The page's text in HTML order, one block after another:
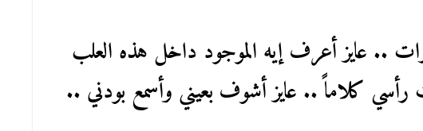
.. عايز أعرف إيه الموجود داخل هذه العلب
رأسي كلاماً .. عايز أشوف بعيني وأسمع بودني ..